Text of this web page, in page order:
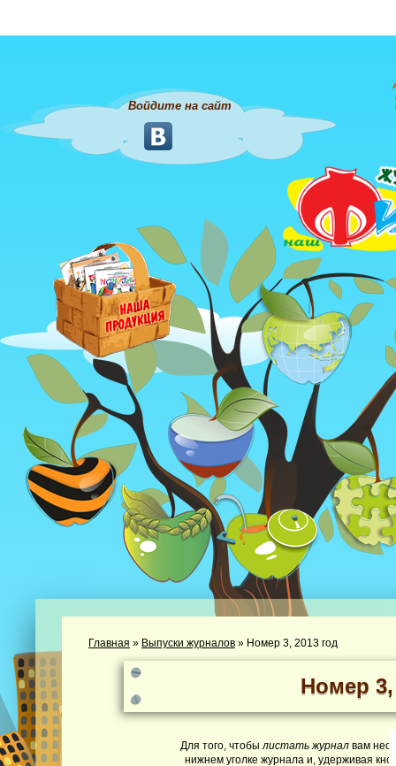
Войдите на сайт
Главная » Выпуски журналов » Номер 3, 2013 год
Номер 3,
Для того, чтобылистать журналвам
нижнем уголке журнала и, удерживая